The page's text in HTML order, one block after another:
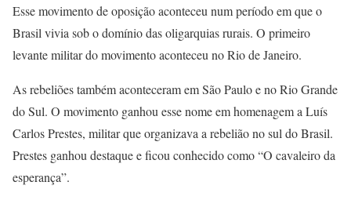
Esse movimento de oposição aconteceu num período em que o
Brasil vivia sob o domínio das oligarquias rurais. O primeiro
levante militar do movimento aconteceu no Rio de Janeiro.
As rebeliões também aconteceram em São Paulo e no Rio Grande
do Sul. O movimento ganhou esse nome em homenagem a Luís
Carlos Prestes, militar que organizava a rebelião no sul do Brasil.
Prestes ganhou destaque e ficou conhecido como “O cavaleiro da
esperança”.